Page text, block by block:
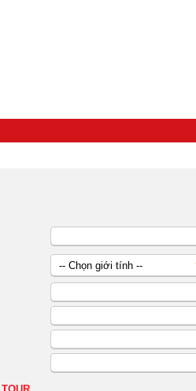
-- Chọn giới tính --